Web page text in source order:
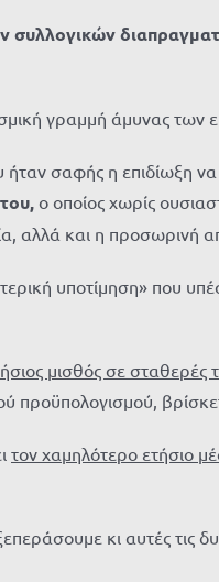
συλλογικών
γραμμή άμυνας
σαφής η επιδίωξη
ο οποίος χωρίς
αλλά και η προσωρινή
υποτίμηση» που
μισθός σε
προϋπολογισμού,
τον χαμηλότερο ετήσιο
κι αυτές